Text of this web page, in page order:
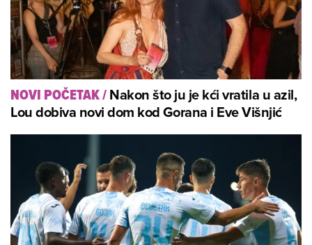
NOVI POČETAK/Nakon što ju je kći vratila u azil,
Lou dobiva novi dom kod Gorana i Eve Višnjić